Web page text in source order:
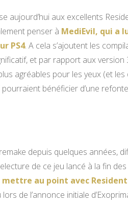
aujourd’hui aux excellents
penser à MediEvil, qui a
PS4. A cela s’ajoutent les
et par rapport aux version
agréables pour les yeux (et les
bénéficier d’une
depuis quelques années,
de ce jeu lancé à la fin
mettre au point avec
de l’annonce initiale